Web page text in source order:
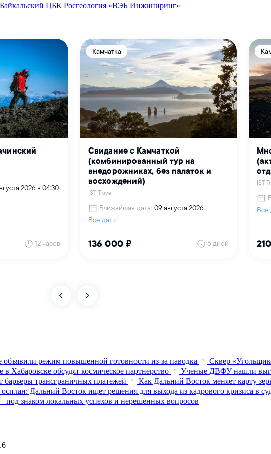
Байкальский ЦБК Росгеология «ВЭБ Инжиниринг»
объявили режим повышенной готовности из‑за паводка
Сквер
Хабаровске обсудят космическое партнерство
Ученые ДВФУ нашли
трансграничных платежей
Как Дальний Восток меняет карту
Дальний Восток ищет решения для выхода из кадрового кризиса в
знаком локальных успехов и нерешенных вопросов